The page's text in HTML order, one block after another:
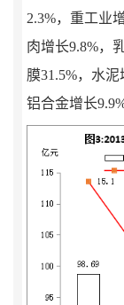
2.3%，重工业
肉增长9.8%，
膜31.5%，水泥
铝合金增长